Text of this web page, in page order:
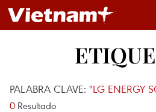
PALABRA CLAVE: "LG ENERGY
0 Resultado